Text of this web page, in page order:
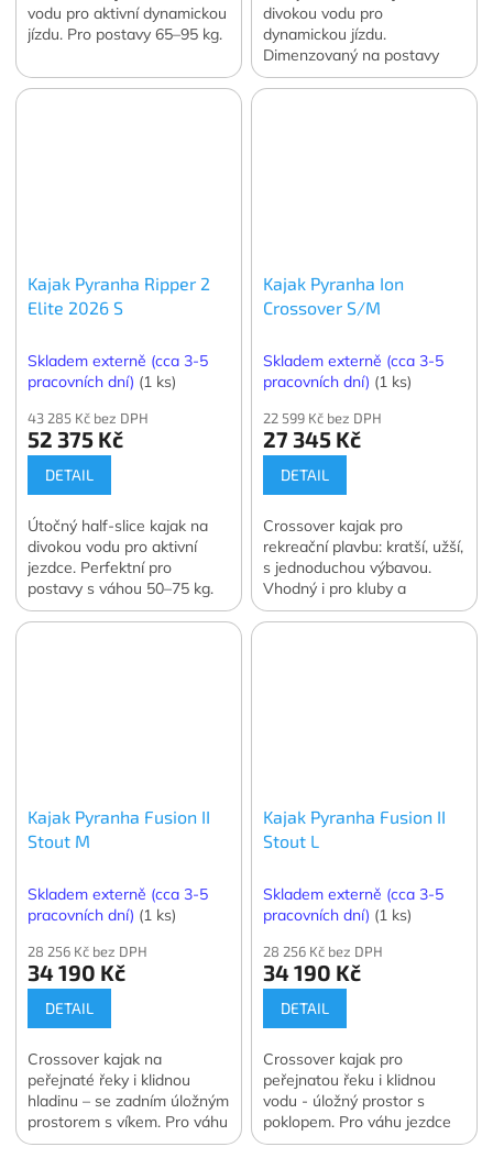
vodu pro aktivní dynamickou
jízdu. Pro postavy 65–95 kg.
divokou vodu pro
dynamickou jízdu.
Dimenzovaný na postavy
85–120 kg.
Kajak Pyranha Ripper 2
Elite 2026 S
Skladem externě (cca 3-5
pracovních dní) (1 ks)
43 285 Kč bez DPH
52 375 Kč
DETAIL
Útočný half-slice kajak na
divokou vodu pro aktivní
jezdce. Perfektní pro
postavy s váhou 50–75 kg.
Vnitřní výbava Elite!
Kajak Pyranha Ion
Crossover S/M
Skladem externě (cca 3-5
pracovních dní) (1 ks)
22 599 Kč bez DPH
27 345 Kč
DETAIL
Crossover kajak pro
rekreační plavbu: kratší, užší,
s jednoduchou výbavou.
Vhodný i pro kluby a
půjčovny. Pro váhu jezdce
do 75 kg.
Kajak Pyranha Fusion II
Stout M
Skladem externě (cca 3-5
pracovních dní) (1 ks)
28 256 Kč bez DPH
34 190 Kč
DETAIL
Crossover kajak na
peřejnaté řeky i klidnou
hladinu – se zadním úložným
prostorem s víkem. Pro váhu
jezdce 55 - 110 kg.
Kajak Pyranha Fusion II
Stout L
Skladem externě (cca 3-5
pracovních dní) (1 ks)
28 256 Kč bez DPH
34 190 Kč
DETAIL
Crossover kajak pro
peřejnatou řeku i klidnou
vodu - úložný prostor s
poklopem. Pro váhu jezdce
80 - 130 kg.